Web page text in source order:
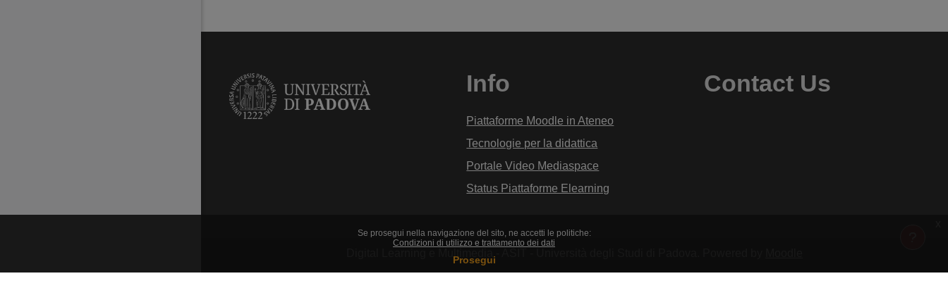
Se prosegui nella navigazione del sito, ne accetti le politiche:
Condizioni di utilizzo e trattamento dei dati
Prosegui
Info
Piattaforme Moodle in Ateneo
Tecnologie per la didattica
Portale Video Mediaspace
Status Piattaforme Elearning
Contact Us